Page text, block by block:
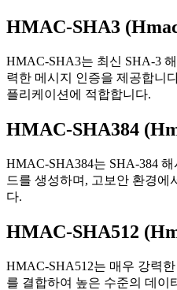
HMAC-SHA3
HMAC-SHA3는 최신 SHA-3
력한 메시지 인증을 제공합니
플리케이션에 적합합니다.
HMAC-SHA384
HMAC-SHA384는 SHA-384
드를 생성하며, 고보안 환경에
다.
HMAC-SHA512
HMAC-SHA512는 매우 강력
를 결합하여 높은 수준의 데이